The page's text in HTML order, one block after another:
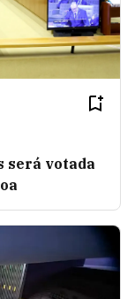
será votada